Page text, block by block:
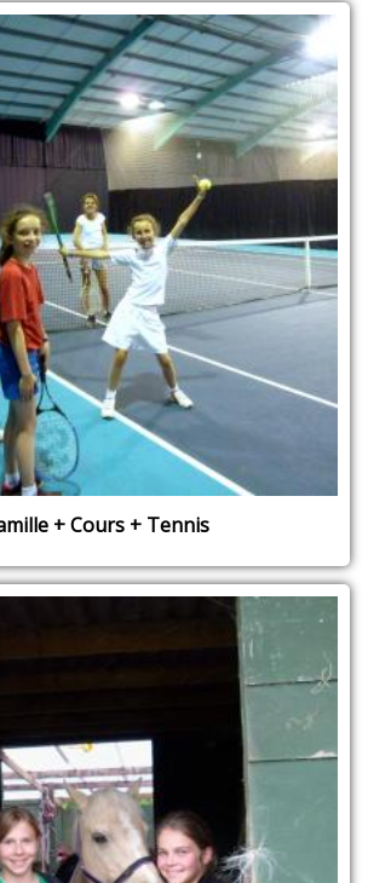
+ Cours + Tennis